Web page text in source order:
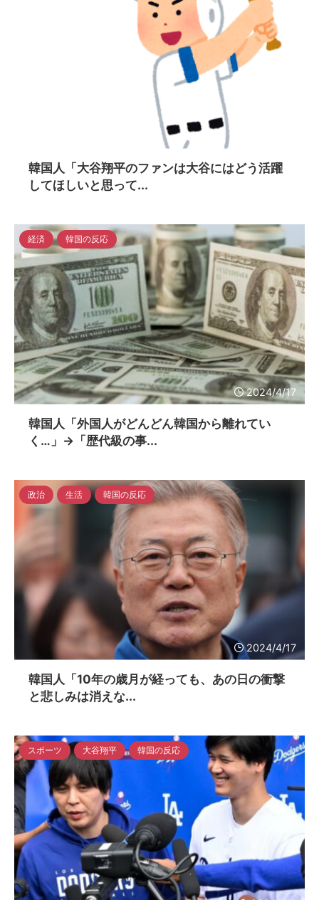
韓国人「大谷翔平のファンは大谷にはどう活躍
してほしいと思って...
2024/4/17
経済 韓国の反応
韓国人「外国人がどんどん韓国から離れてい
く…」→「歴代級の事...
2024/4/17
政治 生活 韓国の反応
韓国人「10年の歳月が経っても、あの日の衝撃
と悲しみは消えな...
スポーツ 大谷翔平 韓国の反応